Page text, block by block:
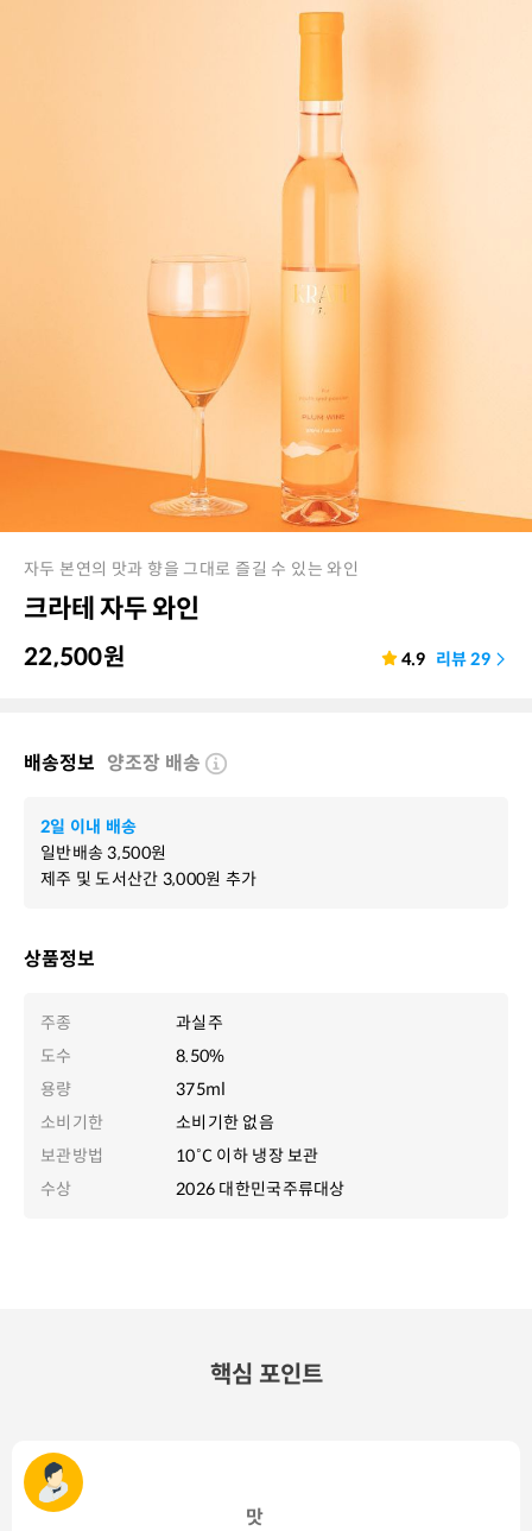
자두 본연의 맛과 향을 그대로 즐길 수 있는 와인
크라테 자두 와인
22,500원 4.9 리뷰29
상품정보
주종
과실주
도수
8.50%
용량
375ml
소비기한
소비기한 없음
보관방법
10˚C 이하 냉장 보관
수상
2026 대한민국주류대상
배송정보 양조장 배송
2일 이내 배송
일반배송3,500원
제주 및 도서산간 3,000원 추가
핵심 포인트
맛